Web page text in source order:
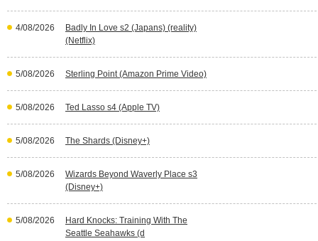
4/08/2026
Badly In Love s2 (Japans) (reality)
(Netflix)
5/08/2026 Sterling Point (Amazon Prime Video)
5/08/2026 Ted Lasso s4 (Apple TV)
5/08/2026 The Shards (Disney+)
5/08/2026
Wizards Beyond Waverly Place s3
(Disney+)
5/08/2026
Hard Knocks: Training With The
Seattle Seahawks (d